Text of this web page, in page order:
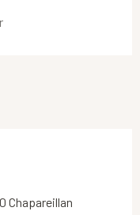
Chapareillan